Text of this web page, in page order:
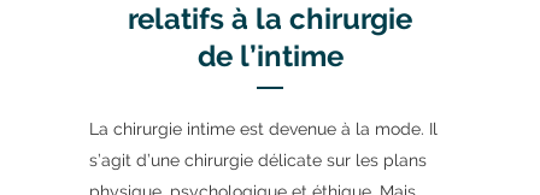
relatifs à la chirurgie
de l’intime
La chirurgie intime est devenue à la mode. Il
s’agit d’une chirurgie délicate sur les plans